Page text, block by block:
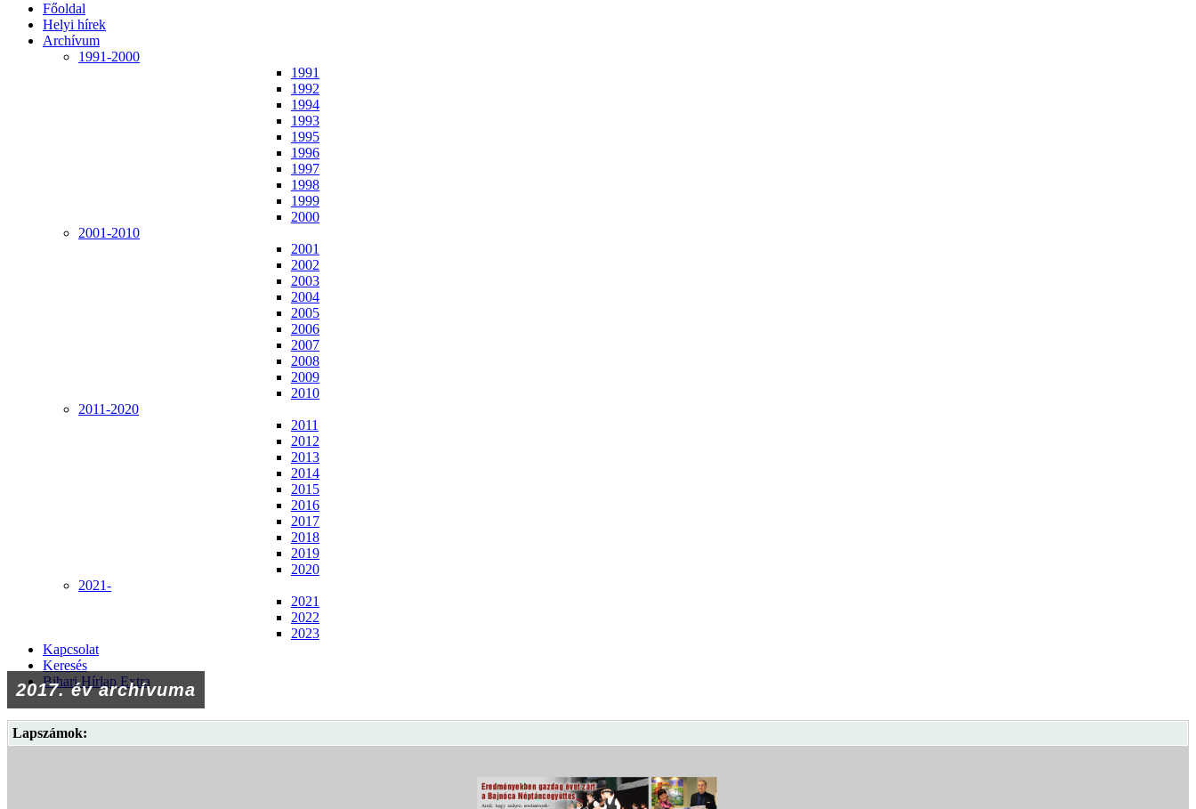
Főoldal
Helyi hírek
Archívum
1991-2000
1991
1992
1994
1993
1995
1996
1997
1998
1999
2000
2001-2010
2001
2002
2003
2004
2005
2006
2007
2008
2009
2010
2011-2020
2011
2012
2013
2014
2015
2016
2017
2018
2019
2020
2021-
2021
2022
2023
Kapcsolat
Keresés
Bihari Hírlap Extra
2017. év archívuma
Lapszámok: